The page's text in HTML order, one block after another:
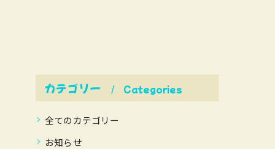
カテゴリー Categories
全てのカテゴリー
お知らせ